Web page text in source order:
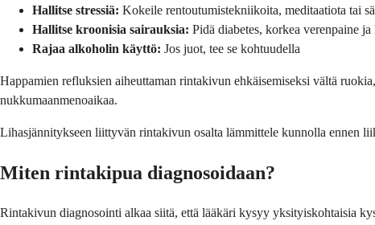
Hallitse stressiä: Kokeile rentoutumistekniikoita, meditaatiota tai
Hallitse kroonisia sairauksia: Pidä diabetes, korkea verenpaine
Rajaa alkoholin käyttö: Jos juot, tee se kohtuudella
Happamien refluksien aiheuttaman rinta­kivun ehkäisemiseksi vältä
nukkumaanmenoaikaa.
Lihasjännitykseen liittyvän rinta­kivun osalta lämmittele kunnolla ennen
Miten rinta­kipua diagnosoidaan?
Rinta­kivun diagnosointi alkaa siitä, että lääkäri kysyy yksityiskohtaisia